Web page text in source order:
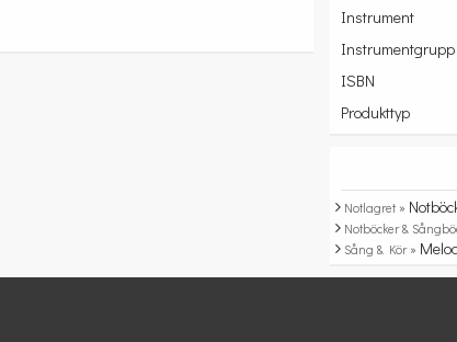
Instrument
Instrumentgrupp
ISBN
Produkttyp
Notlagret »
Notböcker &
Sång & Kör »